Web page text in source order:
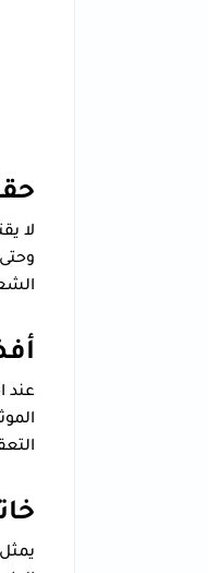
لا
عند
يمثل